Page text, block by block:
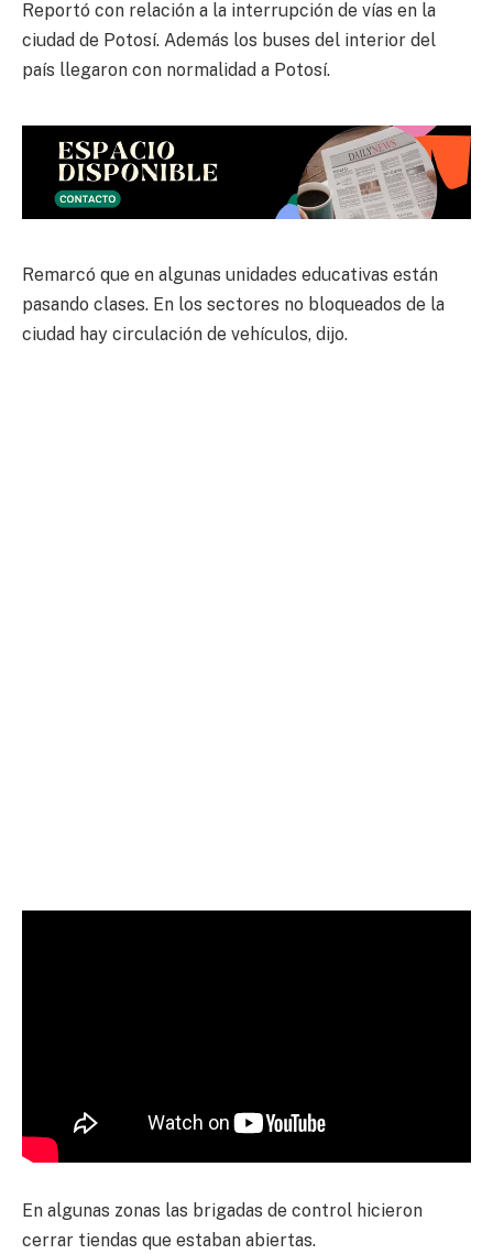
Reportó con relación a la interrupción de vías en la
ciudad de Potosí. Además los buses del interior del
país llegaron con normalidad a Potosí.
Remarcó que en algunas unidades educativas están
pasando clases. En los sectores no bloqueados de la
ciudad hay circulación de vehículos, dijo.
En algunas zonas las brigadas de control hicieron
cerrar tiendas que estaban abiertas.